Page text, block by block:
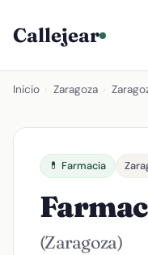
Callejear
Inicio Zaragoza
💊 Farmacia
(Zaragoza)